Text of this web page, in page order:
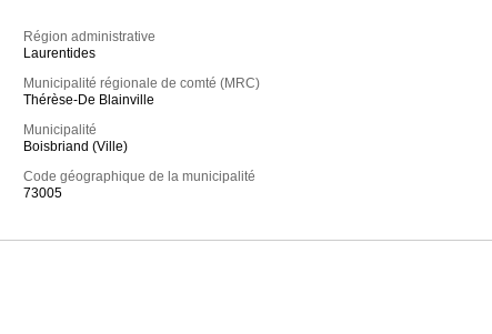
Région administrative
Laurentides
Municipalité régionale de comté (MRC)
Thérèse-De Blainville
Municipalité
Boisbriand (Ville)
Code géographique de la municipalité
73005